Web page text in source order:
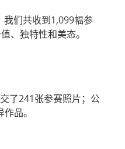
们共收到1,099幅参
、独特性和美态。
了241张参赛照片；公
品。